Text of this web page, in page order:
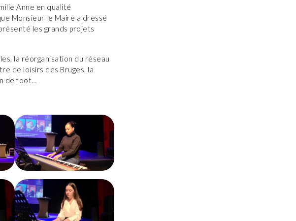
Anne en qualité
Monsieur le Maire a dressé
les grands projets
la réorganisation du réseau
de loisirs des Bruges, la
de foot…